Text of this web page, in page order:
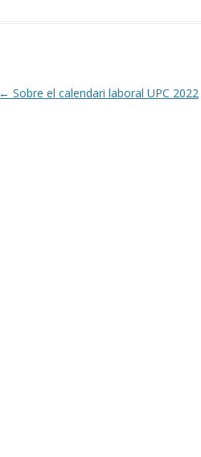
Navegació
← Sobre el calendari laboral UPC 2022